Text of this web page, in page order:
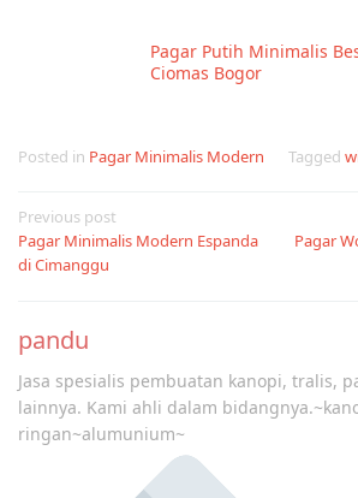
Pagar Putih Minimalis
Ciomas Bogor
Posted in Pagar Minimalis Modern Tagged
Post
navigation
Previous post
Pagar Minimalis Modern Espanda
di Cimanggu
Pagar
pandu
Jasa spesialis pembuatan kanopi, tralis,
lainnya. Kami ahli dalam
ringan~alumunium~